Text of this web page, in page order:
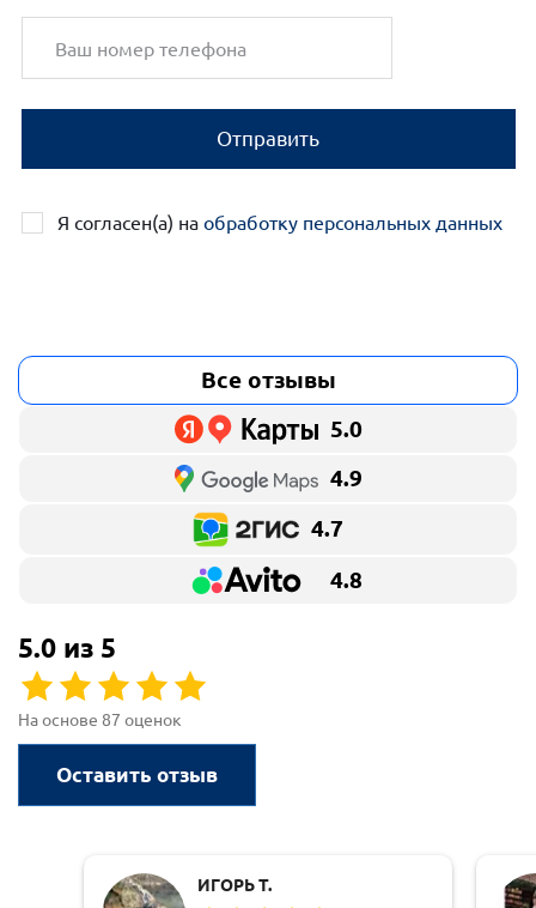
Отправить
Я согласен(а) на обработку персональных данных
Все отзывы
5.0
4.9
4.7
4.8
5.0 из 5
На основе 87 оценок
Оставить отзыв
ИГОРЬ Т.